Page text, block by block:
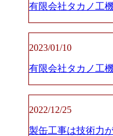
有限会社タカノ工
2023/01/10
有限会社タカノ工
2022/12/25
製缶工事は技術力